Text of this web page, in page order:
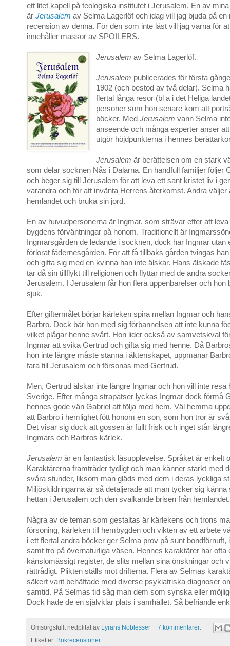
ett litet kapell på teologiska institutet i Jerusalem. En av
är Jerusalem av Selma Lagerlöf och idag vill jag bjuda på en
recension av denna. För den som inte läst vill jag varna för
innehåller massor av SPOILERS.
Jerusalem av Selma Lagerlöf.
Jerusalem publicerades för första
1902 (och bestod av två delar). Selma
flertal långa resor (bl a i det Heliga
personer som hon senare kom att
böcker. MedJerusalem vann Selma
anseende och många experter anser
utgör höjdpunkterna i hennes
Jerusalem är berättelsen om en stark
som delar socknen Nås i Dalarna. En handfull familjer följer
och beger sig till Jerusalem för att leva ett sant kristet liv i
varandra och för att invänta Herrens återkomst. Andra väljer
hemlandet och bruka sin jord.
En av huvudpersonerna är Ingmar, som strävar efter att leva
bygdens förväntningar på honom. Traditionellt är
Ingmarsgården de ledande i socknen, dock har Ingmar utan
förlorat fädernesgården. För att få tillbaks gården tvingas
och gifta sig med en kvinna han inte älskar. Hans älskade
tar då sin tillflykt till religionen och flyttar med de andra
Jerusalem. I Jerusalem får hon flera uppenbarelser och hon
sjuk.
Efter giftermålet börjar kärleken spira mellan Ingmar och
Barbro. Dock bär hon med sig förbannelsen att inte kunna
vilket plågar henne svårt. Hon lider också av samvetskval
Ingmar att svika Gertrud och gifta sig med henne. Då
hon inte längre måste stanna i äktenskapet, uppmanar
fara till Jerusalem och försonas med Gertrud.
Men, Gertrud älskar inte längre Ingmar och hon vill inte resa
Sverige. Efter många strapatser lyckas Ingmar dock förmå
hennes gode vän Gabriel att följa med hem. Väl hemma
att Barbro i hemlighet fött honom en son, som hon tror är
Det visar sig dock att gossen är fullt frisk och inget står
Ingmars och Barbros kärlek.
Jerusalem är en fantastisk läsupplevelse. Språket är enkelt
Karaktärerna framträder tydligt och man känner starkt med
svåra stunder, liksom man gläds med dem i deras lyckliga
Miljöskildringarna är så detaljerade att man tycker sig känna
hettan i Jerusalem och den svalkande brisen från hemlandet.
Några av de teman som gestaltas är kärlekens och trons
försoning, kärleken till hembygden och vikten av ett arbete
i ett flertal andra böcker ger Selma prov på sunt bondförnuft,
samt tro på övernaturliga väsen. Hennes karaktärer har ofta
känslomässigt register, de slits mellan sina önskningar och
rättrådigt. Plikten ställs mot drifterna. Flera av Selmas
säkert varit behäftade med diverse psykiatriska diagnoser
samtid. På Selmas tid såg man dem som synska eller
Dock hade de en självklar plats i samhället. Så befriande
Omsorgsfullt nedplitat av Lyrans Noblesser
7 kommentarer:
Etiketter: Bokrecensioner